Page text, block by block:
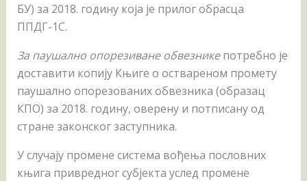
БУ) за 2018. годину која је прилог обрасца
ППДГ-1С.
За паушално опорезиване обвезникепотребно је
доставити копију Књиге о оствареном промету
паушално опорезованих обвезника (образац
КПО) за 2018. годину, оверену и потписану од
стране законског заступника.
У случају промене система вођења пословних
књига привредног субјекта услед промене